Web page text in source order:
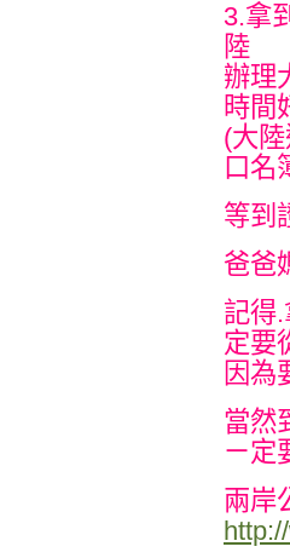
3.拿
陸
辦理
時間
(大
口名
等到
爸爸
記得
定要
因為
當然
ㄧ定
兩岸